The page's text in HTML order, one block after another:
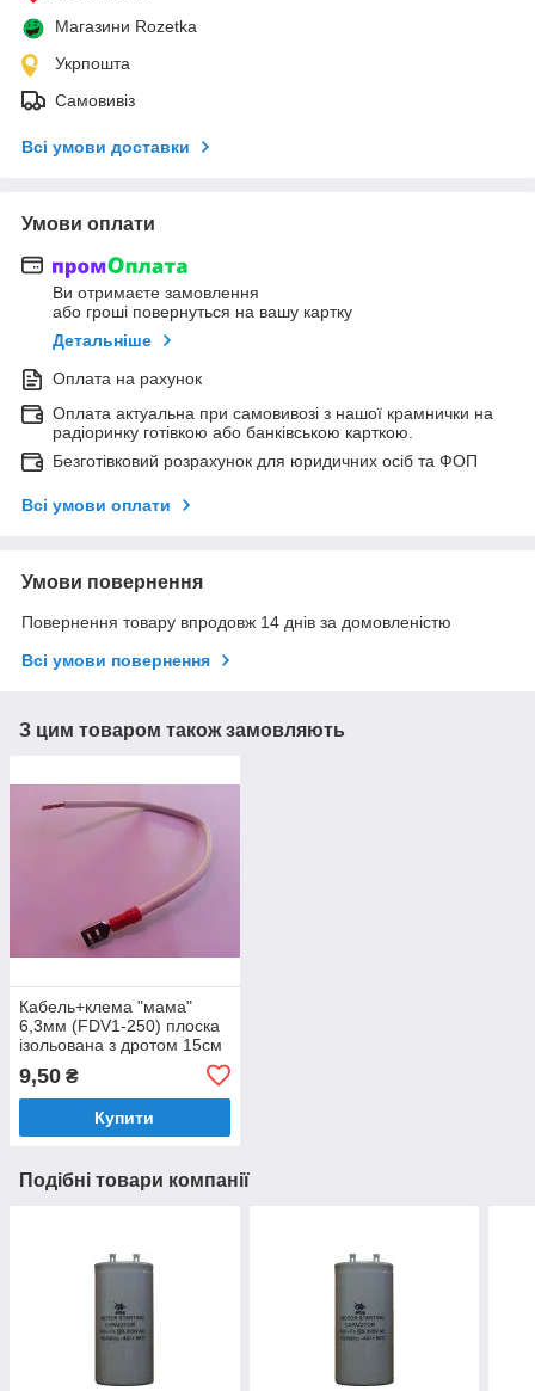
Магазини Rozetka
Укрпошта
Самовивіз
Всі умови доставки
Умови оплати
Ви отримаєте замовлення
або гроші повернуться на вашу картку
Детальніше
Оплата на рахунок
Оплата актуальна при самовивозі з нашої крамнички на
радіоринку готівкою або банківською карткою.
Безготівковий розрахунок для юридичних осіб та ФОП
Всі умови оплати
Умови повернення
Повернення товару впродовж 14 днів за домовленістю
Всі умови повернення
З цим товаром також замовляють
Кабель+клема "мама"
6,3мм (FDV1-250) плоска
ізольована з дротом 15см
9,50 ₴
Купити
Подібні товари компанії